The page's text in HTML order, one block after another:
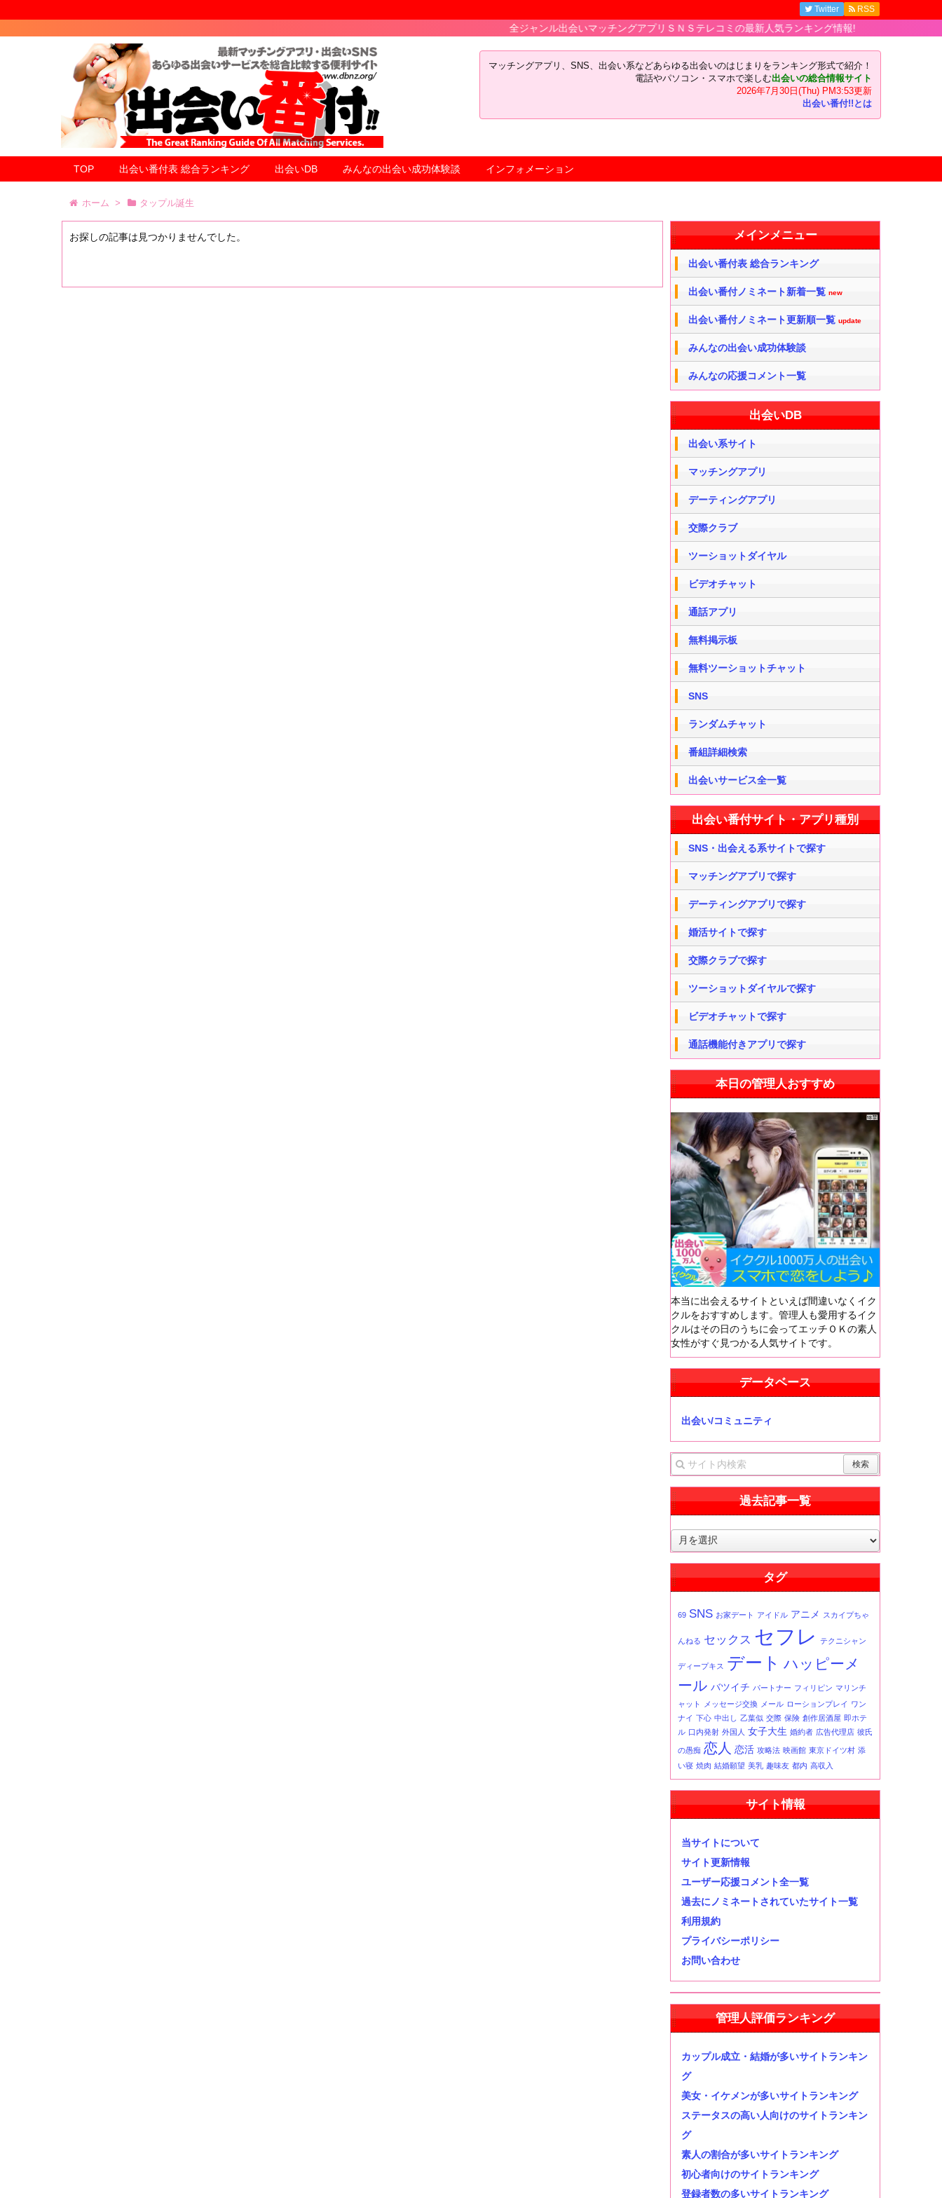
全ジャンル出会いマッチングアプリＳＮＳテレコミの最新人気ランキング情報!
マッチングアプリ、SNS、出会い系などあらゆる出会いのはじまりをランキング形式で紹介！
電話やパソコン・スマホで楽しむ出会いの総合情報サイト
2026年7月30日(Thu) PM3:53更新
出会い番付!!とは
TOP 出会い番付表 総合ランキング 出会いDB みんなの出会い成功体験談 インフォメーション
Twitter RSS
ホーム > タップル誕生
お探しの記事は見つかりませんでした。 メインメニュー
出会い番付表 総合ランキング
出会い番付ノミネート新着一覧 new
出会い番付ノミネート更新順一覧 update
みんなの出会い成功体験談
みんなの応援コメント一覧
出会いDB
出会い系サイト
マッチングアプリ
デーティングアプリ
交際クラブ
ツーショットダイヤル
ビデオチャット
通話アプリ
無料掲示板
無料ツーショットチャット
SNS
ランダムチャット
番組詳細検索
出会いサービス全一覧
出会い番付サイト・アプリ種別
SNS・出会える系サイトで探す
マッチングアプリで探す
デーティングアプリで探す
婚活サイトで探す
交際クラブで探す
ツーショットダイヤルで探す
ビデオチャットで探す
通話機能付きアプリで探す
本日の管理人おすすめ
本当に出会えるサイトといえば間違いなくイク
クルをおすすめします。管理人も愛用するイク
クルはその日のうちに会ってエッチＯＫの素人
女性がすぐ見つかる人気サイトです。
データベース
出会い/コミュニティ
過去記事一覧
去
記
事
一
タグ
69 SNS お家デート アイドル アニメ スカイプちゃ
んねる セックス セフレ テクニシャン
ディープキス デート ハッピーメ
ール バツイチ パートナー フィリピン マリンチ
ャット
メッセージ交換 メール ローションプレイ ワン
ナイ 下心 中出し 乙葉似 交際 保険 創作居酒屋 即ホテ
ル 口内発射 外国人 女子大生 婚約者 広告代理店 彼氏
の愚痴 恋人 恋活 攻略法 映画館 東京ドイツ村 添
い寝 焼肉 結婚願望 美乳 趣味友 都内 高収入
サイト情報
当サイトについて
サイト更新情報
ユーザー応援コメント全一覧
過去にノミネートされていたサイト一覧
利用規約
プライバシーポリシー
お問い合わせ
管理人評価ランキング
カップル成立・結婚が多いサイトランキン
グ
美女・イケメンが多いサイトランキング
ステータスの高い人向けのサイトランキン
グ
素人の割合が多いサイトランキング
初心者向けのサイトランキング
登録者数の多いサイトランキング